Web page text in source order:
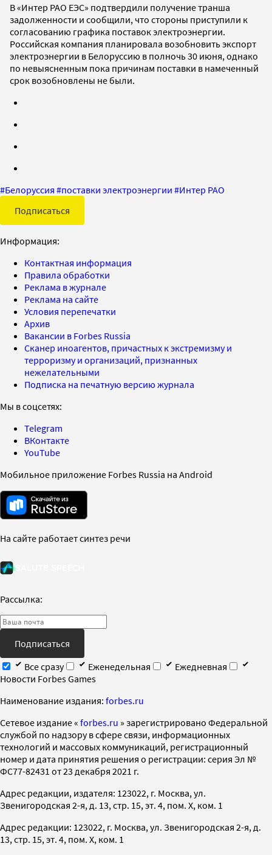
В «Интер РАО ЕЭС» подтвердили получение транша
задолженности и сообщили, что стороны приступили к
согласованию графика поставок электроэнергии.
Российская компания планировала возобновить экспорт
электроэнергии в Белоруссию в полночь 30 июня, однако
по невыясненным пока причинам поставки в намеченный
срок возобновлены не были.
#Белоруссия #поставки электроэнергии #Интер РАО
Подписаться
Информация:
Контактная информация
Правила обработки
Реклама в журнале
Реклама на сайте
Условия перепечатки
Архив
Вакансии в Forbes Russia
Сканер иноагентов, причастных к экстремизму и
терроризму и организаций, признанных
нежелательными
Подписка на печатную версию журнала
Мы в соцсетях:
Telegram
ВКонтакте
YouTube
Мобильное приложение Forbes Russia на Android
На сайте работает синтез речи
Рассылка:
Подписаться
Все сразу
Еженедельная
Ежедневная
Новости Forbes Games
Наименование издания: forbes.ru
Cетевое издание « forbes.ru » зарегистрировано Федеральной
службой по надзору в сфере связи, информационных
технологий и массовых коммуникаций, регистрационный
номер и дата принятия решения о регистрации: серия Эл №
ФС77-82431 от 23 декабря 2021 г.
Адрес редакции, издателя: 123022, г. Москва, ул.
Звенигородская 2-я, д. 13, стр. 15, эт. 4, пом. X, ком. 1
Адрес редакции: 123022, г. Москва, ул. Звенигородская 2-я, д.
13, стр. 15, эт. 4, пом. X, ком. 1